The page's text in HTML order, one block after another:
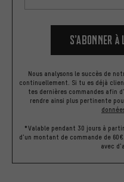
S’abonner
Nous analysons le succès de
continuellement. Si tu es déjà
tes dernières commandes afin
rendre ainsi plus pertinente
*Valable pendant 30 jours à
d'un montant de commande de
avec